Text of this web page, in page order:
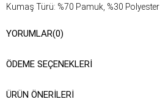
Kumaş Türü: %70 Pamuk, %30 Polyester
talimatına ulaşabilirsiniz.
YORUMLAR(0)
ÖDEME SEÇENEKLERI
ÜRÜN ÖNERILERI